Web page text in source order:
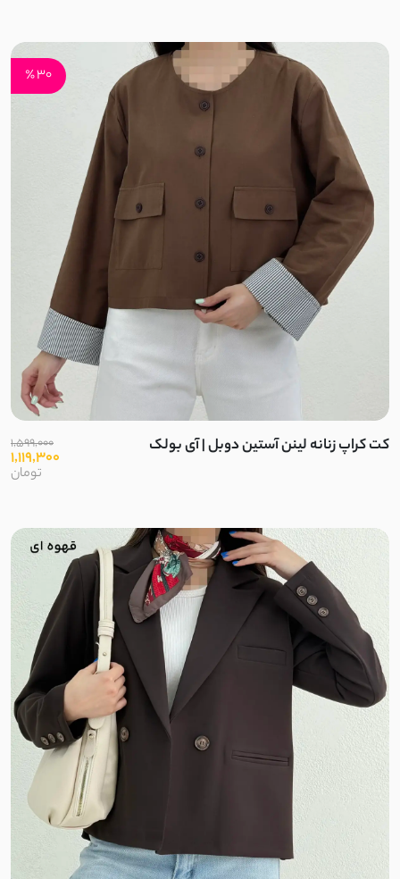
اسلپ
نخ وال
کرپ نخ
جودون
کرپ
کرپ آنجلیکا
کرپ مازراتی
سوپر سافت
پارچه کوبایی
نخ و پنبه برجسته
میکروفایبر
پنبه دورس ظریف
گلکسی نخ
کرپ نخ
توری دو لایه
30 ٪
کت کراپ زنانه لینن آستین دوبل | آی بولک 1,599,000
1,119,300
تومان